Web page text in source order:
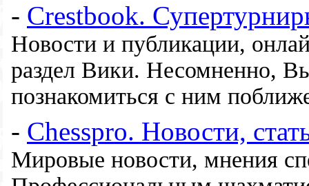
- Crestbook.
Новости и публикации,
раздел Вики. Несомненно,
познакомиться с ним
- Chesspro. Новости,
Мировые новости, мнения